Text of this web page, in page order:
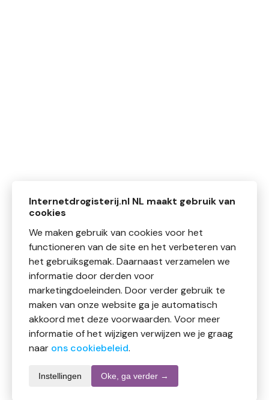
Internetdrogisterij.nl NL maakt gebruik van
cookies
We maken gebruik van cookies voor het
functioneren van de site en het verbeteren van
het gebruiksgemak. Daarnaast verzamelen we
informatie door derden voor
marketingdoeleinden. Door verder gebruik te
maken van onze website ga je automatisch
akkoord met deze voorwaarden. Voor meer
informatie of het wijzigen verwijzen we je graag
naar ons cookiebeleid.
Instellingen Oke, ga verder →